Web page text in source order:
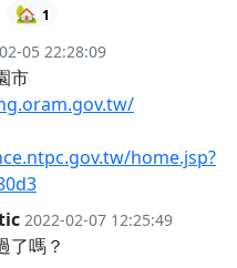
🏡 1
05 22:28:09
市
home.jsp?
2022-02-07 12:25:49
了嗎？